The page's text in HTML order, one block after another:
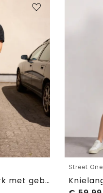
Knie-lange jurk met geborduurde mouwen
Street One